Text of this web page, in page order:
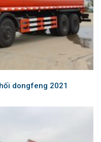
dongfeng 2021